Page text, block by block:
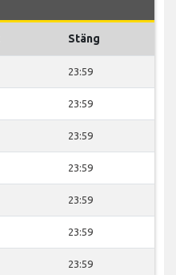
Stäng
23:59
23:59
23:59
23:59
23:59
23:59
23:59